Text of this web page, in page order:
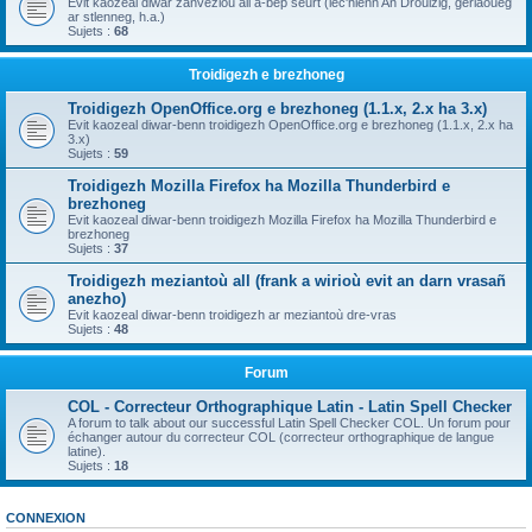
ar stlenneg, h.a.)
Sujets : 68
Troidigezh e brezhoneg
Troidigezh OpenOffice.org e brezhoneg (1.1.x, 2.x ha 3.x)
Evit kaozeal diwar-benn troidigezh OpenOffice.org e brezhoneg (1.1.x, 2.x ha
3.x)
Sujets : 59
Troidigezh Mozilla Firefox ha Mozilla Thunderbird e
brezhoneg
Evit kaozeal diwar-benn troidigezh Mozilla Firefox ha Mozilla Thunderbird e
brezhoneg
Sujets : 37
Troidigezh meziantoù all (frank a wirioù evit an darn vrasañ
anezho)
Evit kaozeal diwar-benn troidigezh ar meziantoù dre-vras
Sujets : 48
Forum
COL - Correcteur Orthographique Latin - Latin Spell Checker
A forum to talk about our successful Latin Spell Checker COL. Un forum pour
échanger autour du correcteur COL (correcteur orthographique de langue
latine).
Sujets : 18
CONNEXION